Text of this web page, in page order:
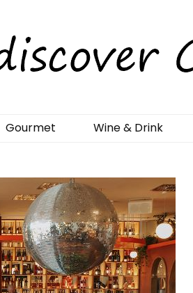
Gourmet Wine & Drink